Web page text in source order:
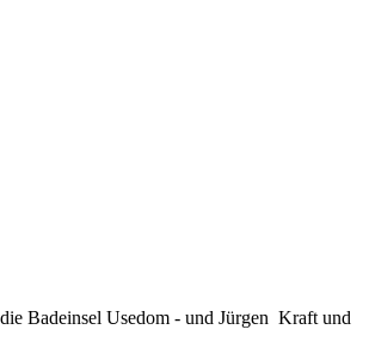
Badeinsel Usedom - und Jürgen Kraft und